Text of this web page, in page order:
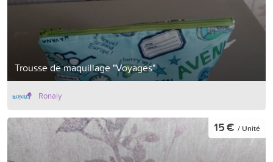
Trousse de maquillage "Voyages"
Ronaly
15 € / Unité